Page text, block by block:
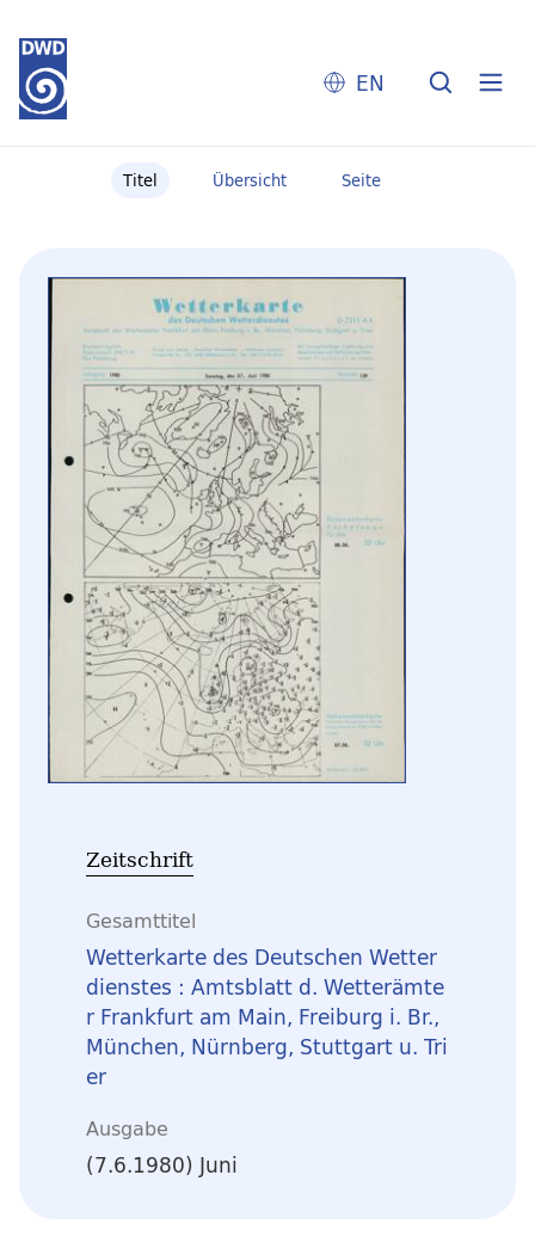
EN
Titel Übersicht Seite
Zeitschrift
Gesamttitel
Wetterkarte des Deutschen Wetter
dienstes : Amtsblatt d. Wetterämte
r Frankfurt am Main, Freiburg i. Br.,
München, Nürnberg, Stuttgart u. Tri
er
Ausgabe
(7.6.1980) Juni